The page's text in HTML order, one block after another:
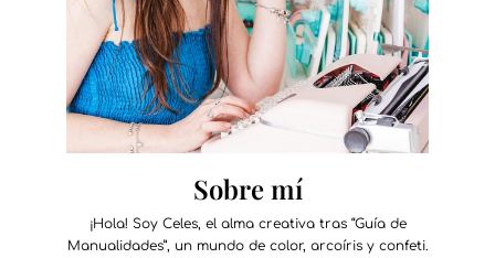
Sobre mí
¡Hola! Soy Celes, el alma creativa tras “Guía de
Manualidades”, un mundo de color, arcoíris y confeti.